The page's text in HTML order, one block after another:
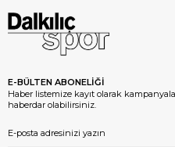
E-BÜLTEN ABONELİĞİ
Haber listemize kayıt olarak
haberdar olabilirsiniz.